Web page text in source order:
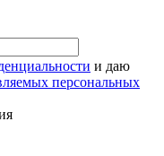
и даю
персональных